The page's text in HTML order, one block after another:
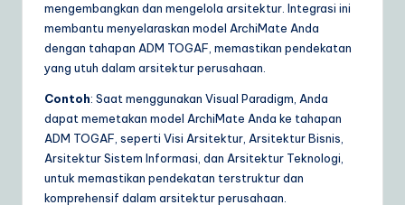
mengembangkan dan mengelola arsitektur. Integrasi ini
membantu menyelaraskan model ArchiMate Anda
dengan tahapan ADM TOGAF, memastikan pendekatan
yang utuh dalam arsitektur perusahaan.
Contoh: Saat menggunakan Visual Paradigm, Anda
dapat memetakan model ArchiMate Anda ke tahapan
ADM TOGAF, seperti Visi Arsitektur, Arsitektur Bisnis,
Arsitektur Sistem Informasi, dan Arsitektur Teknologi,
untuk memastikan pendekatan terstruktur dan
komprehensif dalam arsitektur perusahaan.